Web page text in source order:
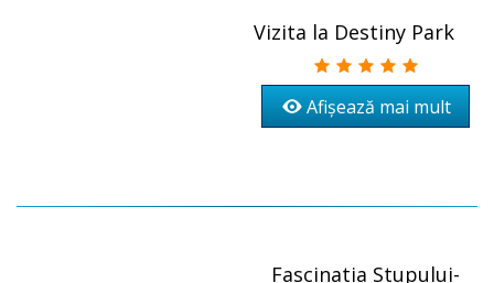
Vizita la Destiny Park
Afișează mai mult
Fascinatia Stupului-